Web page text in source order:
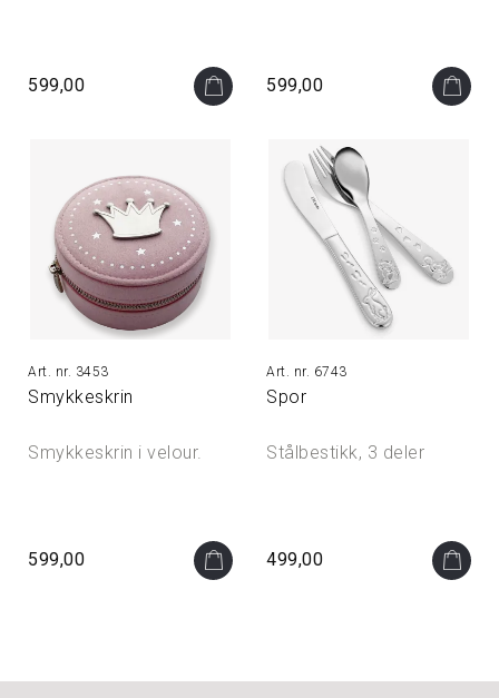
599,00 599,00
3453
Smykkeskrin
Smykkeskrin i velour.
599,00
6743
Spor
Stålbestikk, 3 deler
499,00